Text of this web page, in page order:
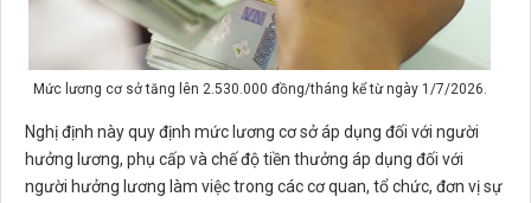
Mức lương cơ sở tăng lên 2.530.000 đồng/tháng kể từ ngày 1/7/2026.
Nghị định này quy định mức lương cơ sở áp dụng đối với người
hưởng lương, phụ cấp và chế độ tiền thưởng áp dụng đối với
người hưởng lương làm việc trong các cơ quan, tổ chức, đơn vị sự